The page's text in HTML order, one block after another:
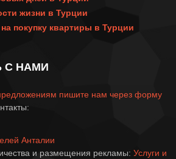
жизни в Турции
покупку квартиры в Турции
С НАМИ
пишите нам через форму
Анталии
и размещения рекламы: Услуги и